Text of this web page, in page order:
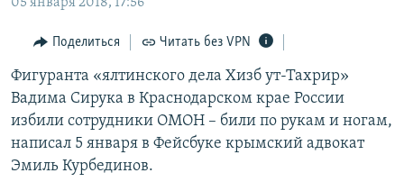
навигации
Вернутся
поиску
11 ЛЕТ ОККУПАЦИИ КРЫМА. 11 ИСТОРИЙ СОПРОТИВЛЕНИЯ
ЕЩЕ
ИНТЕРАКТИВ
ИНФОГРАФИКА
ТЕЛЕПРОЕКТ КРЫМ.РЕАЛИИ
СОВЕТЫ ПРАВОЗАЩИТНИКОВ
ПРОПАВШИЕ БЕЗ ВЕСТИ
РАДІО СВОБОДА
КАК ОБОЙТИ БЛОКИРОВКУ
Українською
Qırımtatar
Поделиться Читать без VPN
Фигуранта «ялтинского дела Хизб ут-Тахрир»
Вадима Сирука в Краснодарском крае России
избили сотрудники ОМОН – били по рукам и ногам,
написал 5 января в Фейсбуке крымский адвокат
Эмиль Курбединов.